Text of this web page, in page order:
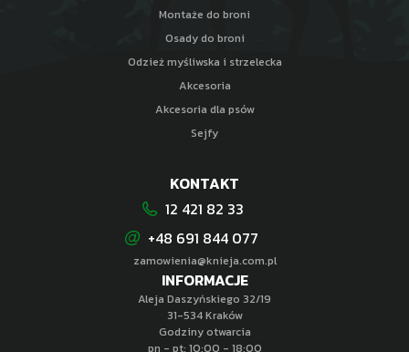
Montaże do broni
Osady do broni
Odzież myśliwska i strzelecka
Akcesoria
Akcesoria dla psów
Sejfy
INFORMACJE
Aleja Daszyńskiego 32/19
31-534 Kraków
Godziny otwarcia
pn - pt: 10:00 - 18:00
KONTAKT
12 421 82 33
+48 691 844 077
zamowienia@knieja.com.pl